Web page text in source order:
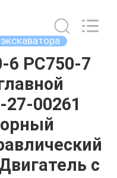
6 PC750-7
00261
с